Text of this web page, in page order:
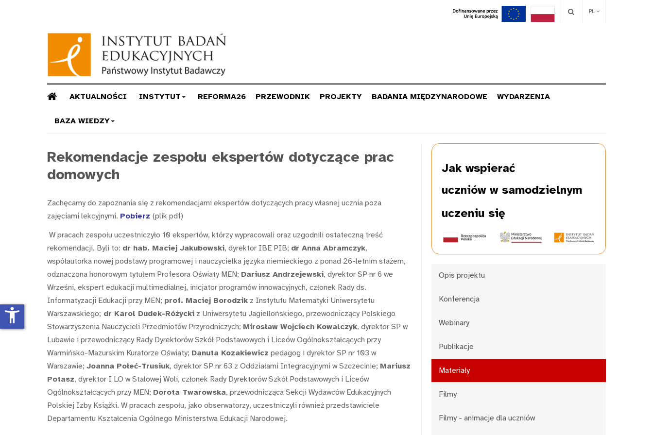
PL
AKTUALNOŚCI INSTYTUT REFORMA26 PRZEWODNIK PROJEKTY BADANIA MIĘDZYNARODOWE WYDARZENIA
BAZA WIEDZY
Rekomendacje zespołu ekspertów dotyczące prac
domowych
Zachęcamy do zapoznania się z rekomendacjami ekspertów dotyczących pracy własnej ucznia poza
zajęciami lekcyjnymi. Pobierz (plik pdf)
W pracach zespołu uczestniczyło 10 ekspertów, którzy wypracowali oraz uzgodnili ostateczną treść
rekomendacji. Byli to: dr hab. Maciej Jakubowski, dyrektor IBE PIB; dr Anna Abramczyk,
współautorka nowej podstawy programowej i nauczycielka języka niemieckiego z ponad 26-letnim stażem,
odznaczona honorowym tytułem Profesora Oświaty MEN; Dariusz Andrzejewski, dyrektor SP nr 6 we
Wrześni, ekspert edukacji multimedialnej, inicjator programów innowacyjnych, członek Rady ds.
Informatyzacji Edukacji przy MEN; prof. Maciej Borodzik z Instytutu Matematyki Uniwersytetu
Warszawskiego; dr Karol Dudek-Różycki z Uniwersytetu Jagiellońskiego, przewodniczący Polskiego
Stowarzyszenia Nauczycieli Przedmiotów Przyrodniczych; Mirosław Wojciech Kowalczyk, dyrektor SP w
Lubawie i przewodniczący Rady Dyrektorów Szkół Podstawowych i Liceów Ogólnokształcących przy
Warmińsko-Mazurskim Kuratorze Oświaty; Danuta Kozakiewicz pedagog i dyrektor SP nr 103 w
Warszawie; Joanna Połeć-Trusiuk, dyrektor SP nr 63 z Oddziałami Integracyjnymi w Szczecinie; Mariusz
Potasz, dyrektor I LO w Stalowej Woli, członek Rady Dyrektorów Szkół Podstawowych i Liceów
Ogólnokształcących przy MEN; Dorota Twarowska, przewodnicząca Sekcji Wydawców Edukacyjnych
Polskiej Izby Książki. W pracach zespołu, jako obserwatorzy, uczestniczyli również przedstawiciele
Departamentu Kształcenia Ogólnego Ministerstwa Edukacji Narodowej.
Jak wspierać
uczniów w samodzielnym
uczeniu się
Opis projektu
Konferencja
Webinary
Publikacje
Materiały
Filmy
Filmy - animacje dla uczniów
accessibility_new